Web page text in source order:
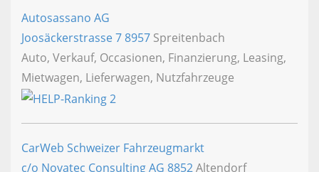
Autosassano AG
Joosäckerstrasse 78957 Spreitenbach
Auto, Verkauf, Occasionen, Finanzierung, Leasing,
Mietwagen, Lieferwagen, Nutzfahrzeuge
CarWeb Schweizer Fahrzeugmarkt
c/o Novatec Consulting AG 8852Altendorf